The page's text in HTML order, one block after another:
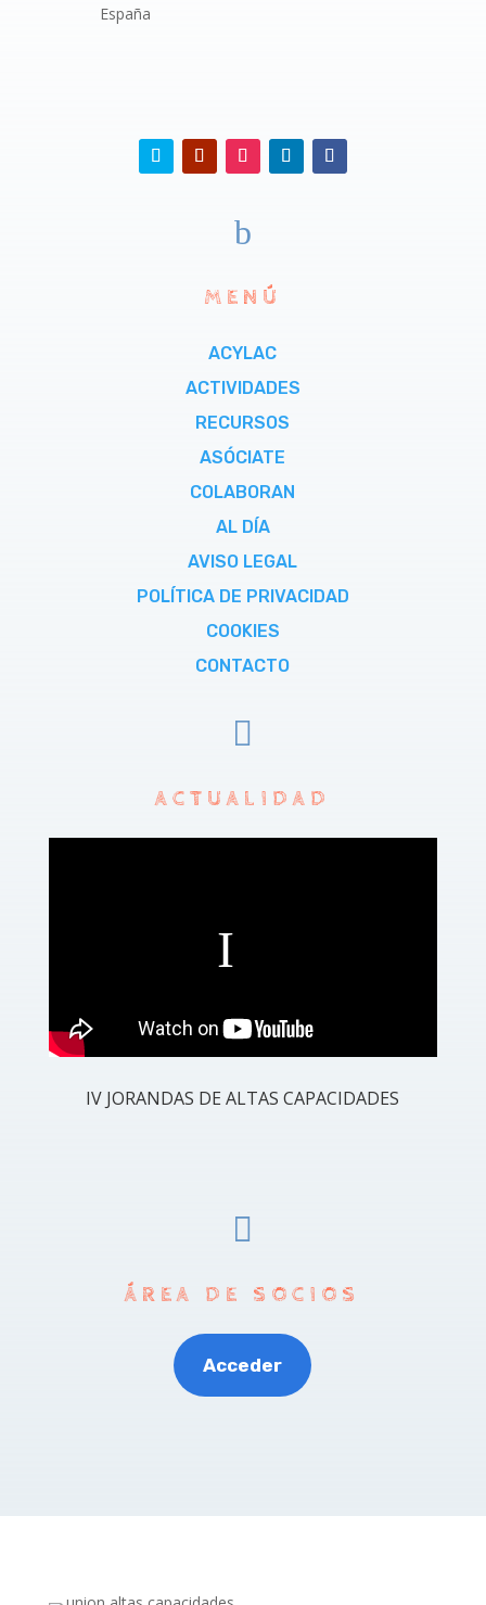
España
b
MENÚ
ACYLAC
ACTIVIDADES
RECURSOS
ASÓCIATE
COLABORAN
AL DÍA
AVISO LEGAL
POLÍTICA DE PRIVACIDAD
COOKIES
CONTACTO

ACTUALIDAD
IV JORANDAS DE ALTAS CAPACIDADES

ÁREA DE SOCIOS
Acceder